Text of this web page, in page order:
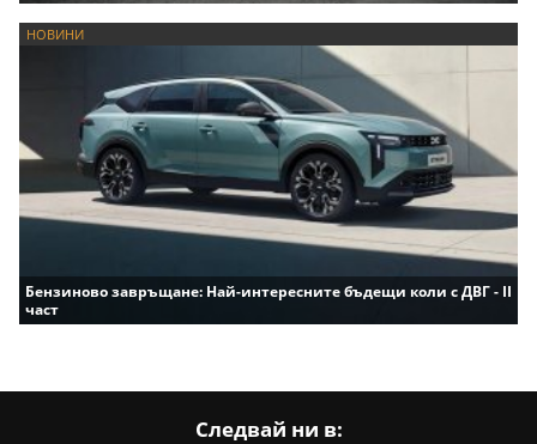
НОВИНИ
Бензиново завръщане: Най-интересните бъдещи коли с ДВГ - II
част
Следвай ни в: